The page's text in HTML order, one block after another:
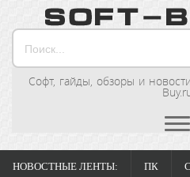
Софт, гайды, обзоры и
НОВОСТНЫЕ ЛЕНТЫ: ПК